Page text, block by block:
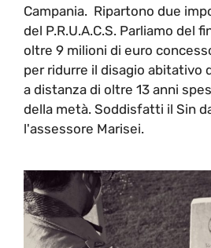
Campania. Ripartono due
del P.R.U.A.C.S. Parliamo del
oltre 9 milioni di euro
per ridurre il disagio abitativo
a distanza di oltre 13 anni
della metà. Soddisfatti il Sin
l'assessore Marisei.